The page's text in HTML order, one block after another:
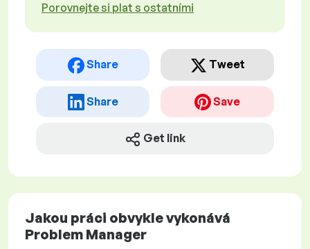
Porovnejte si plat s ostatními
Share Tweet
Share Save
Get link
Jakou práci obvykle vykonává
Problem Manager